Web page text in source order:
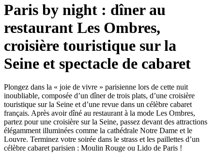
Paris by night : dîner au
restaurant Les Ombres,
croisière touristique sur la
Seine et spectacle de cabaret
Plongez dans la « joie de vivre » parisienne lors de cette nuit
inoubliable, composée d’un dîner de trois plats, d’une croisière
touristique sur la Seine et d’une revue dans un célèbre cabaret
français. Après avoir dîné au restaurant à la mode Les Ombres,
partez pour une croisière sur la Seine, passez devant des attractions
élégamment illuminées comme la cathédrale Notre Dame et le
Louvre. Terminez votre soirée dans le strass et les paillettes d’un
célèbre cabaret parisien : Moulin Rouge ou Lido de Paris !